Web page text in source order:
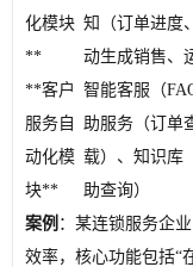
化模块
**
知（订单进度
动生成销售、
**客户
服务自
动化模
块**
智能客服（
助服务（订单
载）、知识库
助查询）
案例 ：某连锁服务企
效率，核心功能包括“